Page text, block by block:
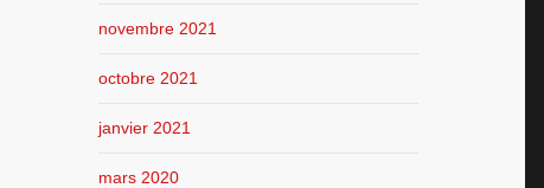
novembre 2021
octobre 2021
janvier 2021
mars 2020